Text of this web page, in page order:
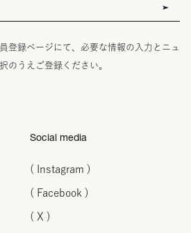
登録ページにて、必要な情報の入力とニュ
のうえご登録ください。
Social media
( Instagram )
( Facebook )
( X )